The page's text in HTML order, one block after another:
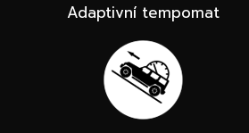
Adaptivní tempomat